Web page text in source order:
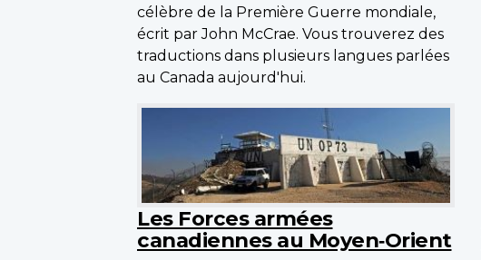
célèbre de la Première Guerre mondiale,
écrit par John McCrae. Vous trouverez des
traductions dans plusieurs langues parlées
au Canada aujourd'hui.
Les Forces armées
canadiennes au Moyen‑Orient